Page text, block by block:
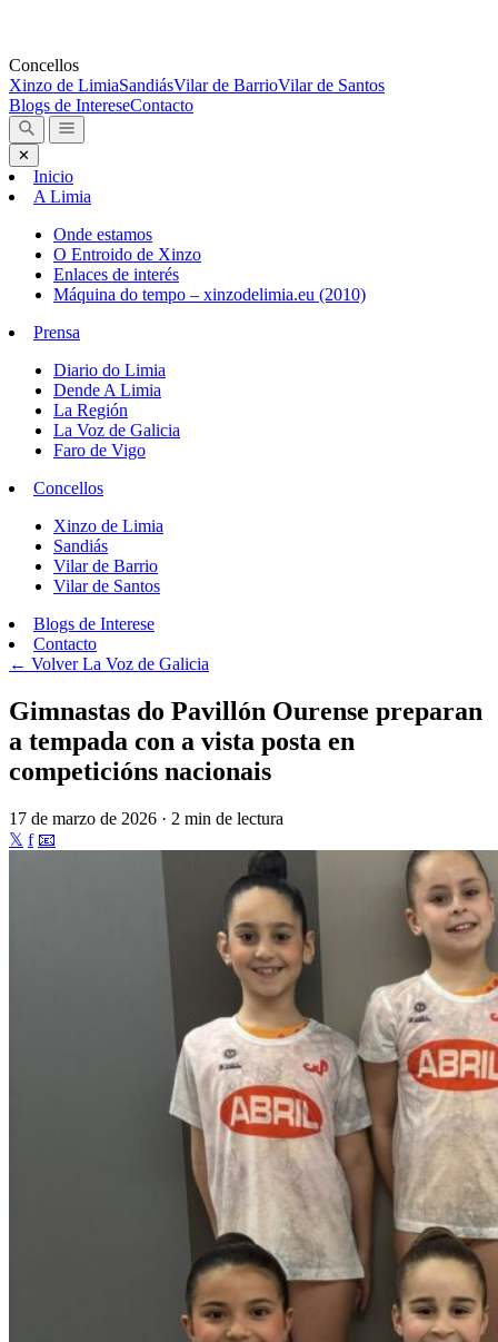
Concellos
Xinzo de LimiaSandiásVilar de BarrioVilar de Santos
Blogs de IntereseContacto
✕
Inicio
A Limia
Onde estamos
O Entroido de Xinzo
Enlaces de interés
Máquina do tempo – xinzodelimia.eu (2010)
Prensa
Diario do Limia
Dende A Limia
La Región
La Voz de Galicia
Faro de Vigo
Concellos
Xinzo de Limia
Sandiás
Vilar de Barrio
Vilar de Santos
Blogs de Interese
Contacto
← VolverLa Voz de Galicia
Gimnastas do Pavillón Ourense preparan
a tempada con a vista posta en
competicións nacionais
17 de marzo de 2026 · 2 min de lectura
𝕏 f 📧